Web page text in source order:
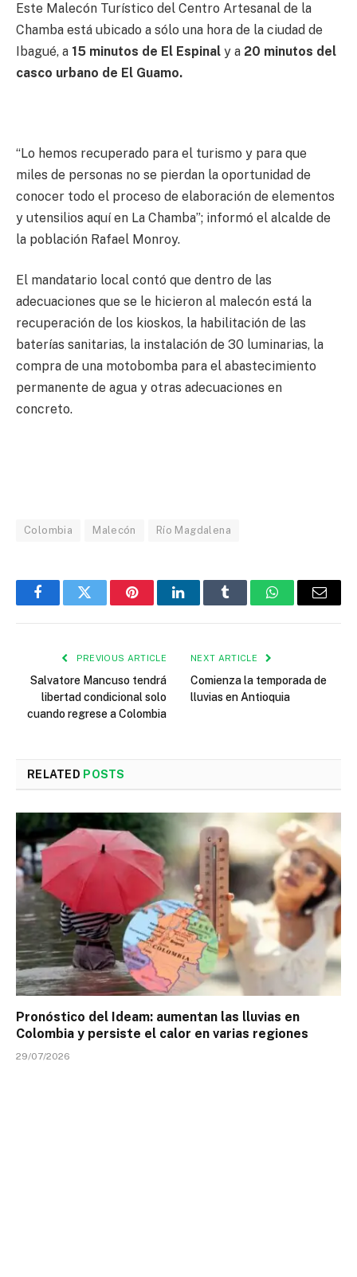
Este Malecón Turístico del Centro Artesanal de la
Chamba está ubicado a sólo una hora de la ciudad de
Ibagué, a 15 minutos de El Espinal y a 20 minutos del
casco urbano de El Guamo.
“Lo hemos recuperado para el turismo y para que
miles de personas no se pierdan la oportunidad de
conocer todo el proceso de elaboración de elementos
y utensilios aquí en La Chamba”; informó el alcalde de
la población Rafael Monroy.
El mandatario local contó que dentro de las
adecuaciones que se le hicieron al malecón está la
recuperación de los kioskos, la habilitación de las
baterías sanitarias, la instalación de 30 luminarias, la
compra de una motobomba para el abastecimiento
permanente de agua y otras adecuaciones en
concreto.
Colombia Malecón Río Magdalena
FacebookTwitter PinterestLinkedInTumblr WhatsAppEmail
PREVIOUS ARTICLE
Salvatore Mancuso tendrá
libertad condicional solo
cuando regrese a Colombia
NEXT ARTICLE
Comienza la temporada de
lluvias en Antioquia
RELATED POSTS
Pronóstico del Ideam: aumentan las lluvias en
Colombia y persiste el calor en varias regiones
29/07/2026